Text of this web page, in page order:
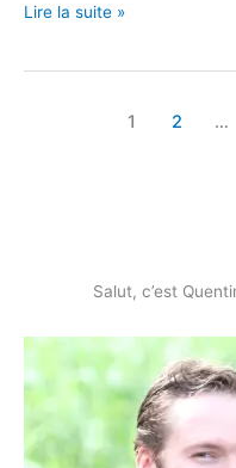
Lire la suite »
1 2 …
Salut, c’est